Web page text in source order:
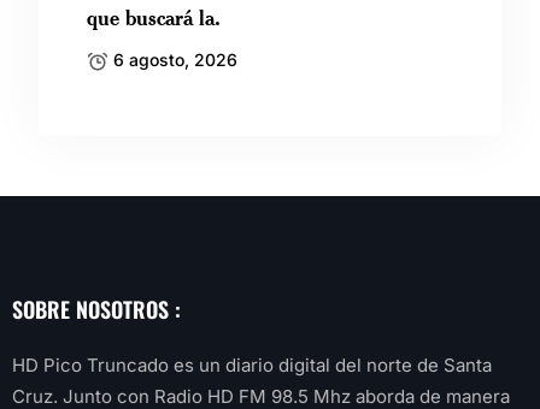
que buscará la.
6 agosto, 2026
SOBRE NOSOTROS :
HD Pico Truncado es un diario digital del norte de Santa
Cruz. Junto con Radio HD FM 98.5 Mhz aborda de manera